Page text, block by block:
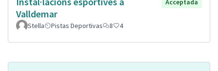
Valldemar
Acceptada
Stella Pistas Deportivas 8 4